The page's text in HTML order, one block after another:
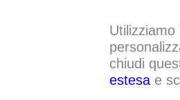
chiudi
estesae